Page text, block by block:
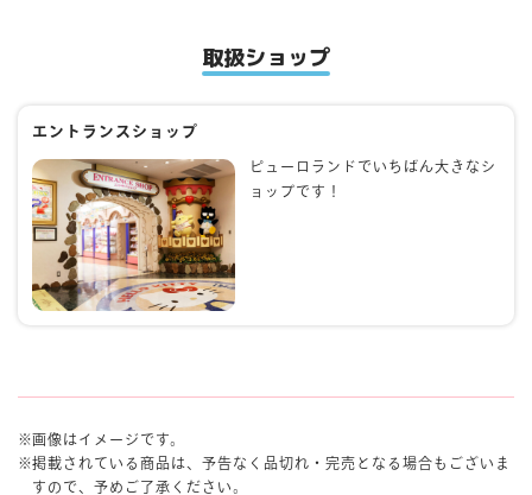
取扱ショップ
エントランスショップ
ピューロランドでいちばん大きなシ
ョップです！
画像はイメージです。
掲載されている商品は、予告なく品切れ・完売となる場合もございま
すので、予めご了承ください。